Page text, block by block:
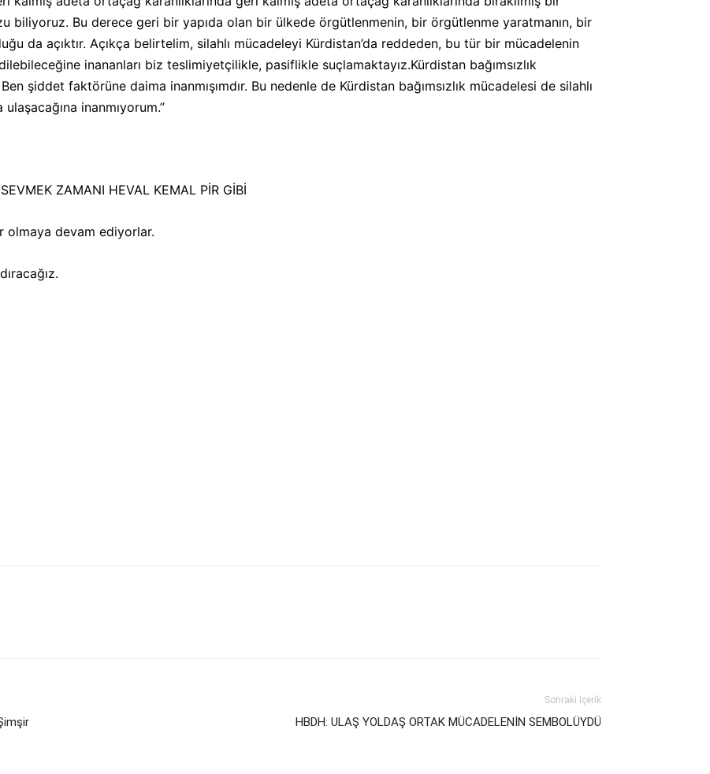
biliyoruz. Bu derece geri bir yapıda olan bir ülkede örgütlenmenin, bir örgütlenme yaratmanın, bir
da açıktır. Açıkça belirtelim, silahlı mücadeleyi Kürdistan’da reddeden, bu tür bir mücadelenin
inananları biz teslimiyetçilikle, pasiflikle suçlamaktayız.Kürdistan bağımsızlık
şiddet faktörüne daima inanmışımdır. Bu nedenle de Kürdistan bağımsızlık mücadelesi de silahlı
inanmıyorum.”
ZAMANI HEVAL KEMAL PİR GİBİ
olmaya devam ediyorlar.
Sonraki İçerik
HBDH: ULAŞ YOLDAŞ ORTAK MÜCADELENİN SEMBOLÜYDÜ